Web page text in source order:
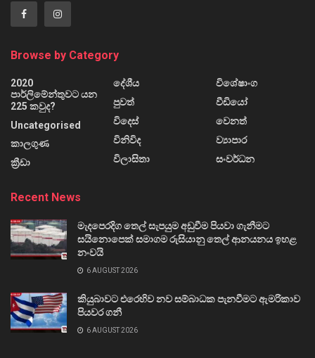
Browse by Category
2020
පාර්ලිමේන්තුවට යන
225 කවුද?
Uncategorised
කාලගුණ
ක්‍රීඩා
දේශීය
පුවත්
විදෙස්
විනිවිද
විලාසිතා
විශේෂාංග
වීඩියෝ
වෙනත්
ව්‍යාපාර
සංවර්ධන
Recent News
මැදපෙරදිග තෙල් සැපයුම අඩුවීම පියවා ගැනීමට
සයිනොපෙක් සමාගම රුසියානු තෙල් ආනයනය ඉහළ
නංවයි
6 AUGUST 2026
කියුබාවට එරෙහිව නව සම්බාධක පැනවීමට ඇමරිකාව
පියවර ගනී
6 AUGUST 2026